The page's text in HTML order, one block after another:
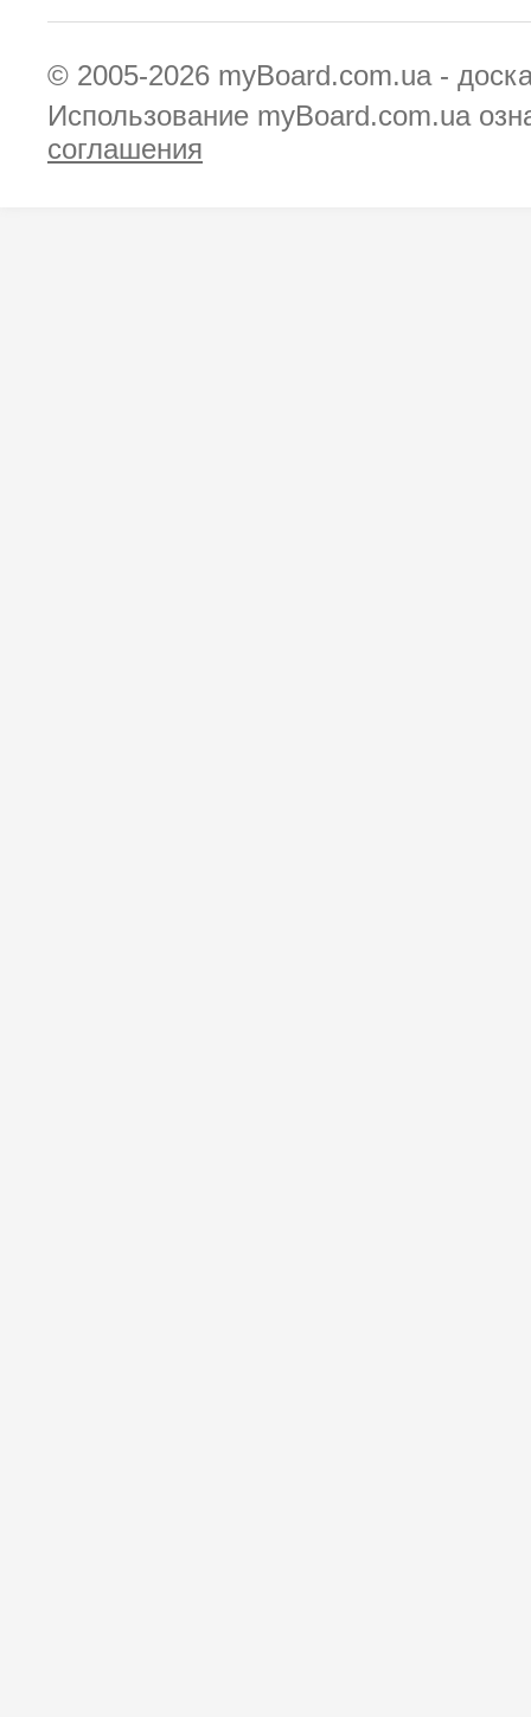
© 2005-2026 myBoard.com.ua -
Использование myBoard.com.ua
соглашения